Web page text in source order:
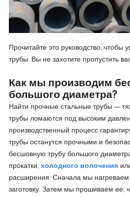
Прочитайте это руководство, чтобы
трубы. Вы не захотите пропустить
Как мы производим
большого диаметра?
Найти прочные стальные трубы —
трубы ломаются под высоким
производственный процесс
трубы останутся прочными и
бесшовную трубу большого
прокатки, холодного волочения
расширения. Сначала мы
заготовку. Затем мы прошиваем ее,